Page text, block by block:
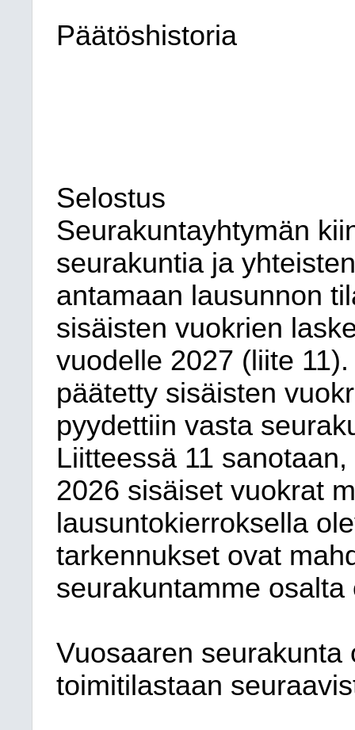
Päätöshistoria
Selostus
Seurakuntayhtymän
seurakuntia ja
antamaan lausunnon
sisäisten vuokrien
vuodelle 2027 (liite
päätetty sisäisten
pyydettiin vasta
Liitteessä 11
2026 sisäiset vuokrat
lausuntokierroksella
tarkennukset ovat
seurakuntamme
Vuosaaren
toimitilastaan